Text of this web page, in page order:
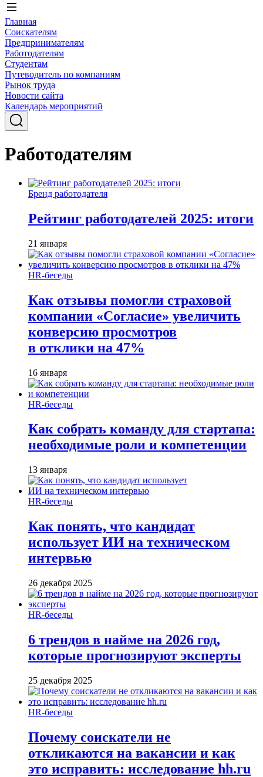
Главная
Соискателям
Предпринимателям
Работодателям
Студентам
Путеводитель по компаниям
Рынок труда
Новости сайта
Календарь мероприятий
Работодателям
Бренд работодателя
Рейтинг работодателей 2025: итоги
21 января
HR-беседы
Как отзывы помогли страховой
компании «Согласие» увеличить
конверсию просмотров
в отклики на 47%
16 января
HR-беседы
Как собрать команду для стартапа:
необходимые роли и компетенции
13 января
HR-беседы
Как понять, что кандидат
использует ИИ на техническом
интервью
26 декабря 2025
HR-беседы
6 трендов в найме на 2026 год,
которые прогнозируют эксперты
25 декабря 2025
HR-беседы
Почему соискатели не
откликаются на вакансии и как
это исправить: исследование hh.ru